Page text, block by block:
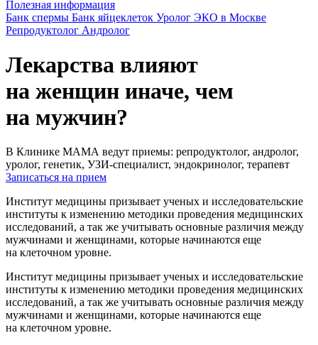
Полезная информация
Банк спермы Банк яйцеклеток Уролог ЭКО в Москве
Репродуктолог Андролог
Лекарства влияют
на женщин иначе, чем
на мужчин?
В Клинике МАМА ведут приемы: репродуктолог, андролог,
уролог, генетик, УЗИ-специалист, эндокринолог, терапевт
Записаться на прием
Институт медицины призывает ученых и исследовательские
институты к изменению методики проведения медицинских
исследований, а так же учитывать основные различия между
мужчинами и женщинами, которые начинаются еще
на клеточном уровне.
Институт медицины призывает ученых и исследовательские
институты к изменению методики проведения медицинских
исследований, а так же учитывать основные различия между
мужчинами и женщинами, которые начинаются еще
на клеточном уровне.